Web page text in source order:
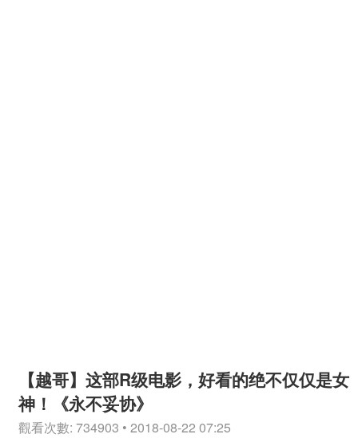
【越哥】这部R级电影，好看的绝不仅仅是女
神！《永不妥协》
觀看次數: 734903 • 2018-08-22 07:25